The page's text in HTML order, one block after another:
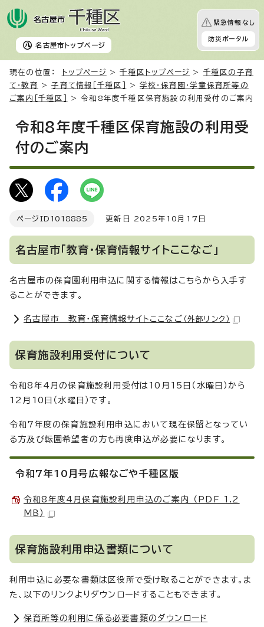
名古屋市 トップページ
緊急情報なし
防災ポータル
現在の位置： トップページ >千種区トップページ > 千種区の子育
て・教育
>子育て情報［千種区］ >学校・保育園・学童保育所等の
ご案内［千種区］
> 令和8年度千種区保育施設の利用受付のご案内
令和8年度千種区保育施設の利用受
付のご案内
ページID 1018885 更新日 2025年10月17日
名古屋市「教育・保育情報サイトここなご」
名古屋市の保育園利用申込に関する情報はこちらから入手す
ることができます。
名古屋市 教育・保育情報サイトここなご （外部リンク）
保育施設利用受付について
令和8年4月の保育施設利用受付は10月15日（水曜日）から
12月10日（水曜日）です。
令和7年度の保育施設利用申込において現在保留となってい
る方及び転園希望者の方も再度申込が必要になります。
令和7年10月号広報なごや千種区版
令和8年度4月保育施設利用申込のご案内 （PDF 1.2
MB）
保育施設利用申込書類について
利用申込に必要な書類は区役所で受け取ることができます。ま
た、以下のリンクよりダウンロードすることもできます。
保育所等の利用に係る必要書類のダウンロード